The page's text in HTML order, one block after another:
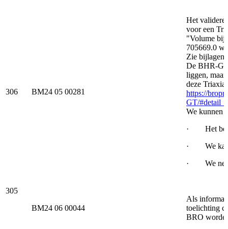
306 BM24 05 00281
Het
voor een
"Volume bij
705669.0
Zie bijlagen
De BHR-GT
liggen,
deze
https://
GT/
We kunnen
· Het
· We
· We
305
BM24 06 00044
Als
toelichting
BRO